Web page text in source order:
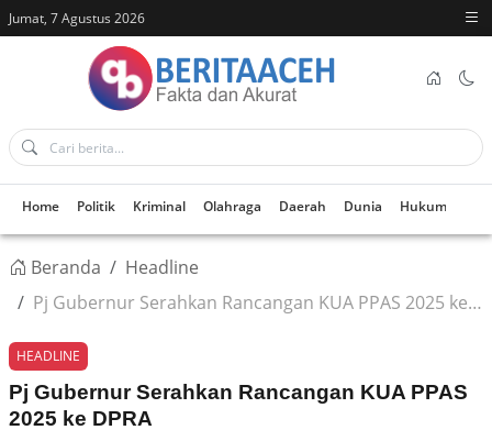
Jumat, 7 Agustus 2026
Home Politik Kriminal Olahraga Daerah Dunia Hukum
Beranda
Headline
Pj Gubernur Serahkan Rancangan KUA PPAS 2025 ke DPRA
HEADLINE
Pj Gubernur Serahkan Rancangan KUA PPAS
2025 ke DPRA